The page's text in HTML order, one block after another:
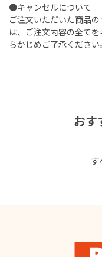
●キャンセルについて
ご注文いただいた商品
は、ご注文内容の全て
らかじめご了承ください。
おす